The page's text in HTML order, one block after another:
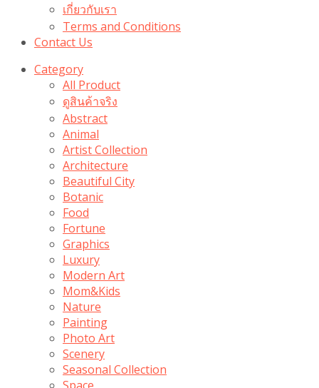
เกี่ยวกับเรา
Terms and Conditions
Contact Us
Category
All Product
ดูสินค้าจริง
Abstract
Animal
Artist Collection
Architecture
Beautiful City
Botanic
Food
Fortune
Graphics
Luxury
Modern Art
Mom&Kids
Nature
Painting
Photo Art
Scenery
Seasonal Collection
Space